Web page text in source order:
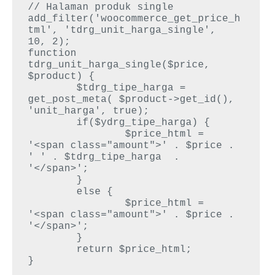
// Halaman produk single
add_filter('woocommerce_get_price_h
tml', 'tdrg_unit_harga_single',
10, 2);
function
tdrg_unit_harga_single($price,
$product) {
	$tdrg_tipe_harga =
get_post_meta( $product->get_id(),
'unit_harga', true);
		$price_html =
'<span class="amount">' . $price .
' ' . $tdrg_tipe_harga  .
'</span>';
		$price_html =
'<span class="amount">' . $price .
'</span>';
}